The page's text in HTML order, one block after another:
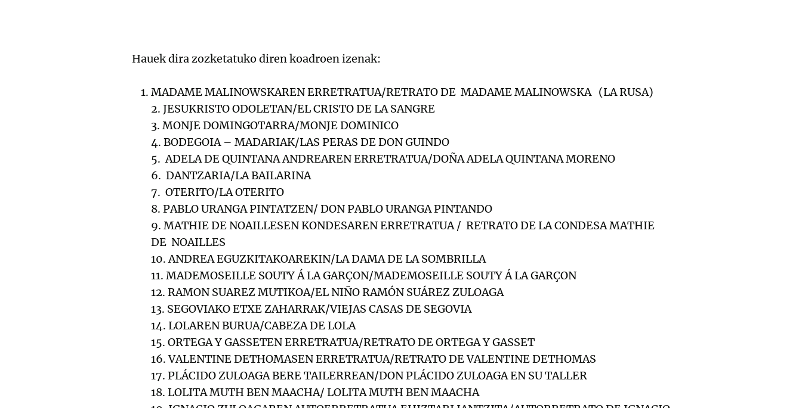
Hauek dira zozketatuko diren koadroen izenak:
MADAME MALINOWSKAREN ERRETRATUA/RETRATO DE MADAME MALINOWSKA (LA RUSA)
2. JESUKRISTO ODOLETAN/EL CRISTO DE LA SANGRE
3. MONJE DOMINGOTARRA/MONJE DOMINICO
4. BODEGOIA – MADARIAK/LAS PERAS DE DON GUINDO
5. ADELA DE QUINTANA ANDREAREN ERRETRATUA/DOÑA ADELA QUINTANA MORENO
6. DANTZARIA/LA BAILARINA
7. OTERITO/LA OTERITO
8. PABLO URANGA PINTATZEN/ DON PABLO URANGA PINTANDO
9. MATHIE DE NOAILLESEN KONDESAREN ERRETRATUA / RETRATO DE LA CONDESA MATHIE
DE NOAILLES
10. ANDREA EGUZKITAKOAREKIN/LA DAMA DE LA SOMBRILLA
11. MADEMOSEILLE SOUTY Á LA GARÇON/MADEMOSEILLE SOUTY Á LA GARÇON
12. RAMON SUAREZ MUTIKOA/EL NIÑO RAMÓN SUÁREZ ZULOAGA
13. SEGOVIAKO ETXE ZAHARRAK/VIEJAS CASAS DE SEGOVIA
14. LOLAREN BURUA/CABEZA DE LOLA
15. ORTEGA Y GASSETEN ERRETRATUA/RETRATO DE ORTEGA Y GASSET
16. VALENTINE DETHOMASEN ERRETRATUA/RETRATO DE VALENTINE DETHOMAS
17. PLÁCIDO ZULOAGA BERE TAILERREAN/DON PLÁCIDO ZULOAGA EN SU TALLER
18. LOLITA MUTH BEN MAACHA/ LOLITA MUTH BEN MAACHA